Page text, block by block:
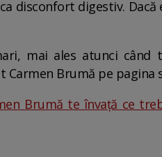
disconfort digestiv.
mai ales atunci când
Carmen Brumă pe pagina
Brumă te învață ce